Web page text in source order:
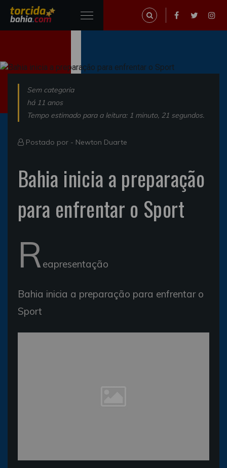
Sem categoria
há 11 anos
Tempo estimado para a leitura: 1 minuto, 21 segundos.
Postado por - Newton Duarte
Bahia inicia a preparação
para enfrentar o Sport
Reapresentação
Bahia inicia a preparação para enfrentar o
Sport